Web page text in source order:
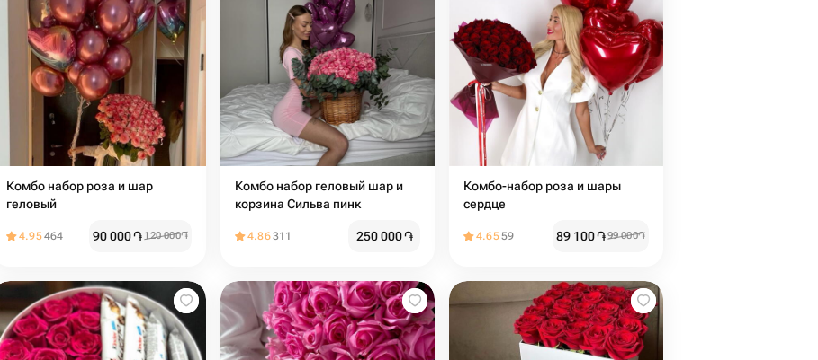
Комбо набор роза и шар
геловый
4.95464 90 000֏ 120 000֏
Комбо набор геловый шар и
корзина Сильва пинк
4.86311 250 000֏
Комбо-набор роза и шары
сердце
4.6559 89 100֏99 000֏